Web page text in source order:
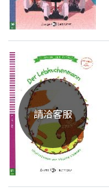
請洽客服